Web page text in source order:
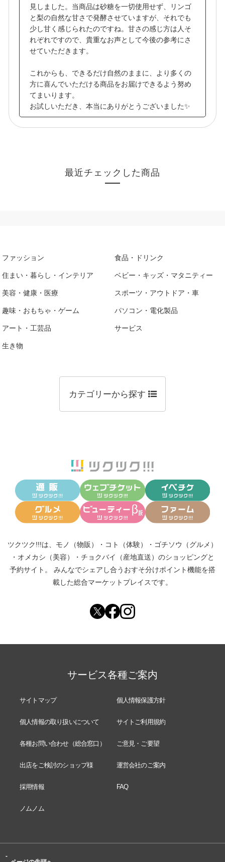
見しました。当商品は砂糖を一切使用せず、リンゴ
と梨の自然な甘さで発酵させていますが、それでも
少し甘く感じられたのですね。甘さの感じ方は人そ
れぞれですので、貴重なお声として今後の参考にさ
せていただきます。
これからも、できるだけ自然のままに、より多くの
方に喜んでいただける商品をお届けできるよう努め
てまいります。
お試しいただき、本当にありがとうございました✨
最近チェックした商品
ファッション 食品・ドリンク
住まい・暮らし・インテリア ベビー・キッズ・マタニティー
美容・健康・医療 スポーツ・アウトドア・車
趣味・おもちゃ・ゲーム パソコン・電化製品
アート・工芸品 サービス
生き物
カテゴリーから探す
ツクツク!!!は、 モノ（物販） ・ コト（体験） ・ ゴチソウ（グルメ）
・ オメカシ（美容） ・ チョクバイ（産地直送） のショッピングと
予約サイト。
みんなでシェアし合う おすそ分けポイント機能を搭
載した総合マーケットプレイスです。
サービス各種ご案内
サイトマップ 個人情報保護方針
個人情報の取り扱いについて サイトご利用規約
各種お問い合わせ（総合窓口） ご意見・ご要望
出店をご検討のショップ様 運営会社のご案内
採用情報 FAQ
ノムノム
-